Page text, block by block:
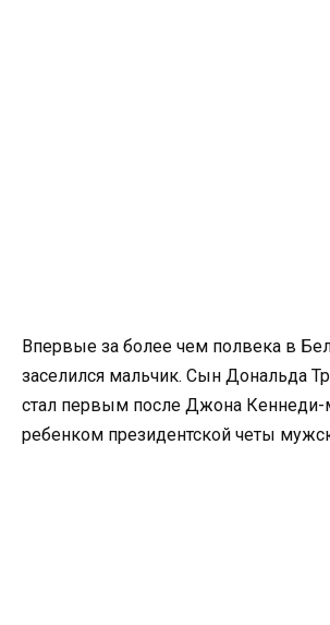
Впервые за более чем полвека в
заселился мальчик. Сын Дональда
стал первым после Джона
ребенком президентской четы